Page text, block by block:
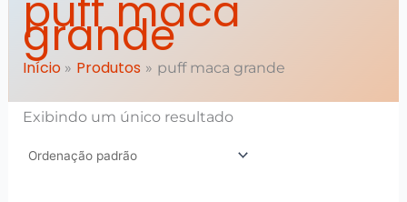
puff maca
grande
Início Produtos puff maca grande
Exibindo um único resultado